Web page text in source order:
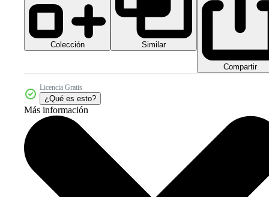
Colección Similar
Compartir
Licencia Gratis
¿Qué es esto?
Más información